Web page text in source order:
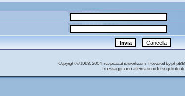
Copyright © 1998, 2004 maxpezzalinetwork.com - Powered byphpBB
I messaggi sono affermazioni dei singoli utenti